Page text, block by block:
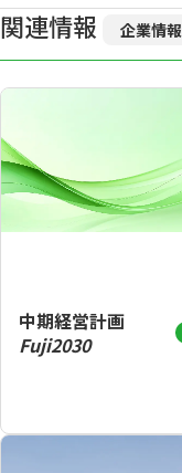
関連情報 企業情報
中期経営計画
Fuji2030